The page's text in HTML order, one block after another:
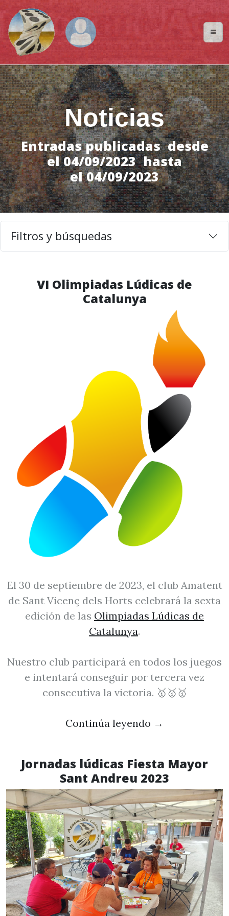
Noticias
Entradas publicadas desde
el 04/09/2023 hasta
el 04/09/2023
Filtros y búsquedas
VI Olimpiadas Lúdicas de
Catalunya
El 30 de septiembre de 2023, el club Amatent
de Sant Vicenç dels Horts celebrará la sexta
edición de las Olimpiadas Lúdicas de
Catalunya.
Nuestro club participará en todos los juegos
e intentará conseguir por tercera vez
consecutiva la victoria. 🥇🥇🥇
Continúa leyendo →
Jornadas lúdicas Fiesta Mayor
Sant Andreu 2023